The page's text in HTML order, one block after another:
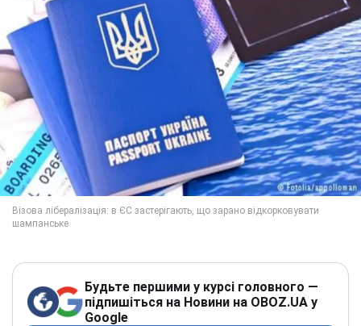
Будьте першими у курсі головного —
підпишіться на Новини на OBOZ.UA у
Google